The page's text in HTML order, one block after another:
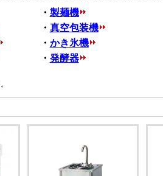
・ 製麺機
・ 真空包装機
・ かき氷機
・ 発酵器